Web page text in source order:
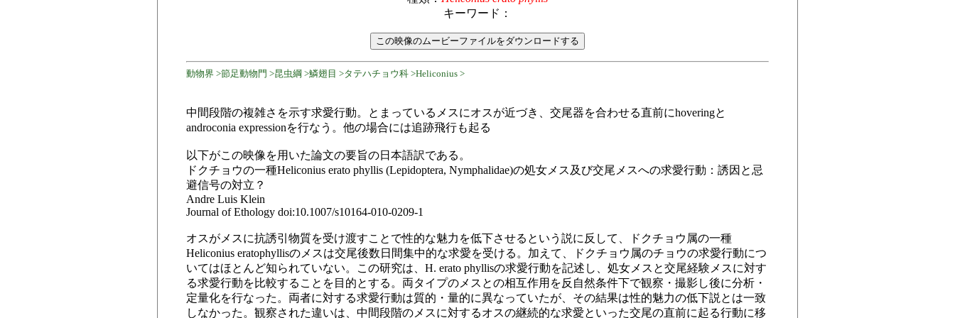
キーワード：
動物界 >節足動物門 >昆虫綱 >鱗翅目 >タテハチョウ科 >Heliconius >
中間段階の複雑さを示す求愛行動。とまっているメスにオスが近づき、交尾器を合わせる直前にhoveringと
androconia expressionを行なう。他の場合には追跡飛行も起る
以下がこの映像を用いた論文の要旨の日本語訳である。
ドクチョウの一種Heliconius erato phyllis (Lepidoptera, Nymphalidae)の処女メス及び交尾メスへの求愛行動：誘因と忌
避信号の対立？
Andre Luis Klein
Journal of Ethology doi:10.1007/s10164-010-0209-1
オスがメスに抗誘引物質を受け渡すことで性的な魅力を低下させるという説に反して、ドクチョウ属の一種
Heliconius eratophyllisのメスは交尾後数日間集中的な求愛を受ける。加えて、ドクチョウ属のチョウの求愛行動につ
いてはほとんど知られていない。この研究は、H. erato phyllisの求愛行動を記述し、処女メスと交尾経験メスに対す
る求愛行動を比較することを目的とする。両タイプのメスとの相互作用を反自然条件下で観察・撮影し後に分析・
定量化を行なった。両者に対する求愛行動は質的・量的に異なっていたが、その結果は性的魅力の低下説とは一致
しなかった。観察された違いは、中間段階のメスに対するオスの継続的な求愛といった交尾の直前に起る行動に移